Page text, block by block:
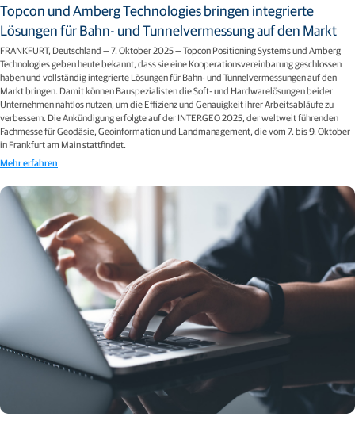
Topcon und Amberg Technologies bringen integrierte
Lösungen für Bahn- und Tunnelvermessung auf den Markt
FRANKFURT, Deutschland — 7. Oktober 2025 — Topcon Positioning Systems und Amberg
Technologies geben heute bekannt, dass sie eine Kooperationsvereinbarung geschlossen
haben und vollständig integrierte Lösungen für Bahn- und Tunnelvermessungen auf den
Markt bringen. Damit können Bauspezialisten die Soft- und Hardwarelösungen beider
Unternehmen nahtlos nutzen, um die Effizienz und Genauigkeit ihrer Arbeitsabläufe zu
verbessern. Die Ankündigung erfolgte auf der INTERGEO 2025, der weltweit führenden
Fachmesse für Geodäsie, Geoinformation und Landmanagement, die vom 7. bis 9. Oktober
in Frankfurt am Main stattfindet.
Mehr erfahren